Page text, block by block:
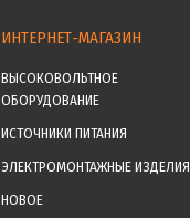
ИНТЕРНЕТ-МАГАЗИН
ВЫСОКОВОЛЬТНОЕ
ОБОРУДОВАНИЕ
ИСТОЧНИКИ ПИТАНИЯ
ЭЛЕКТРОМОНТАЖНЫЕ ИЗДЕЛИЯ
НОВОЕ